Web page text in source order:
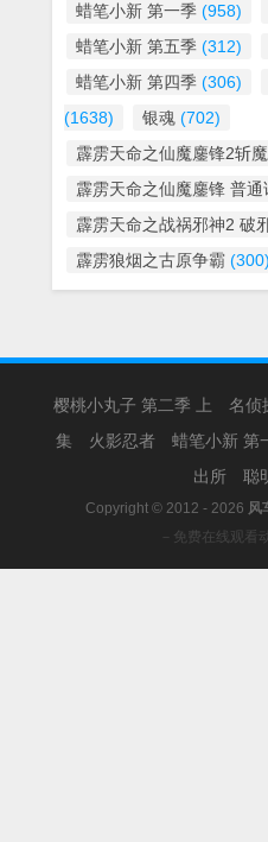
蜡笔小新 第一季 (958)
蜡笔小新 第五季 (312)
蜡笔小新 第四季 (306)
(1638)
银魂 (702)
霹雳天命之仙魔鏖锋2斩
霹雳天命之仙魔鏖锋 普通
霹雳天命之战祸邪神2 破
霹雳狼烟之古原争霸 (300)
樱桃小丸子 第二季 上 名侦
集
火影忍者 蜡笔小新 第
出所
聪
Copyright © 2012 - 2026 风
－免费在线观看